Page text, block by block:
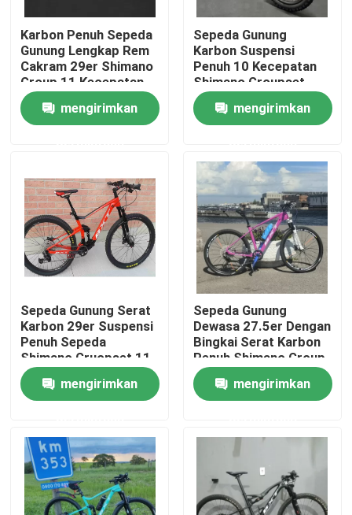
Rumah
Produk
Tur Pabrik
Kontrol Kualitas
Hubungi Kami
Minta Kutipan
Sepeda Jalan Karbon
Rangka Sepeda Gunung Karbon
Karbon Penuh Sepeda
Gunung Lengkap Rem
Cakram 29er Shimano
Group 11 Kecepatan
mengirimkan
Sepeda Gunung
Karbon Suspensi
Penuh 10 Kecepatan
Shimano Groupset
Untuk Anak-Anak
mengirimkan
Sepeda Gunung Serat
Karbon 29er Suspensi
Penuh Sepeda
Shimano Gruopset 11
Kecepatan
mengirimkan
Sepeda Gunung
Dewasa 27.5er Dengan
Bingkai Serat Karbon
Penuh Shimano Group
Set 27.5
mengirimkan